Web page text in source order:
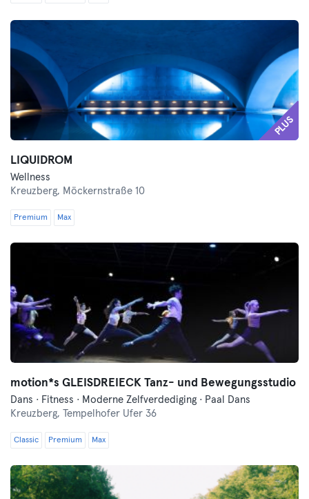
PLUS
LIQUIDROM
Wellness
Kreuzberg, Möckernstraße 10
Premium Max
motion*s GLEISDREIECK Tanz- und Bewegungsstudio
Dans · Fitness · Moderne Zelfverdediging · Paal Dans
Kreuzberg,
Tempelhofer Ufer 36
Classic Premium Max